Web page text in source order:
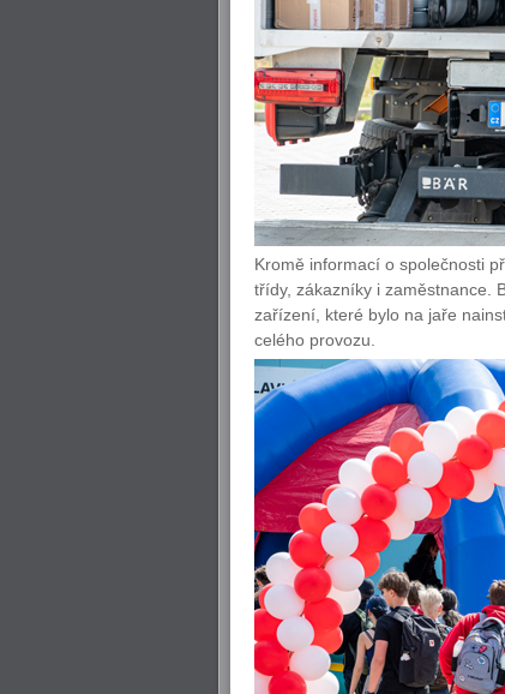
Kromě informací o společnosti
třídy, zákazníky i zaměstnance.
zařízení, které bylo na jaře
celého provozu.